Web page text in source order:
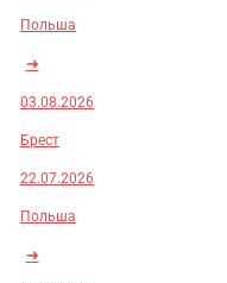
Польша
➜
03.08.2026
Брест
22.07.2026
Польша
➜